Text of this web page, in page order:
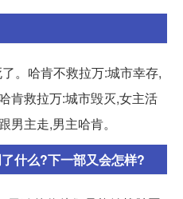
。哈肯不救拉万:城市幸存,
肯救拉万:城市毁灭,女主活
男主走,男主哈肯。
什么?下一部又会怎样?